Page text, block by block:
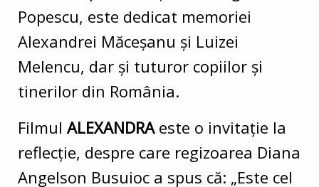
Popescu, este dedicat memoriei
Alexandrei Măceșanu și Luizei
Melencu, dar și tuturor copiilor și
tinerilor din România.
Filmul ALEXANDRA este o invitație la
reflecție, despre care regizoarea Diana
Angelson Busuioc a spus că: „Este cel